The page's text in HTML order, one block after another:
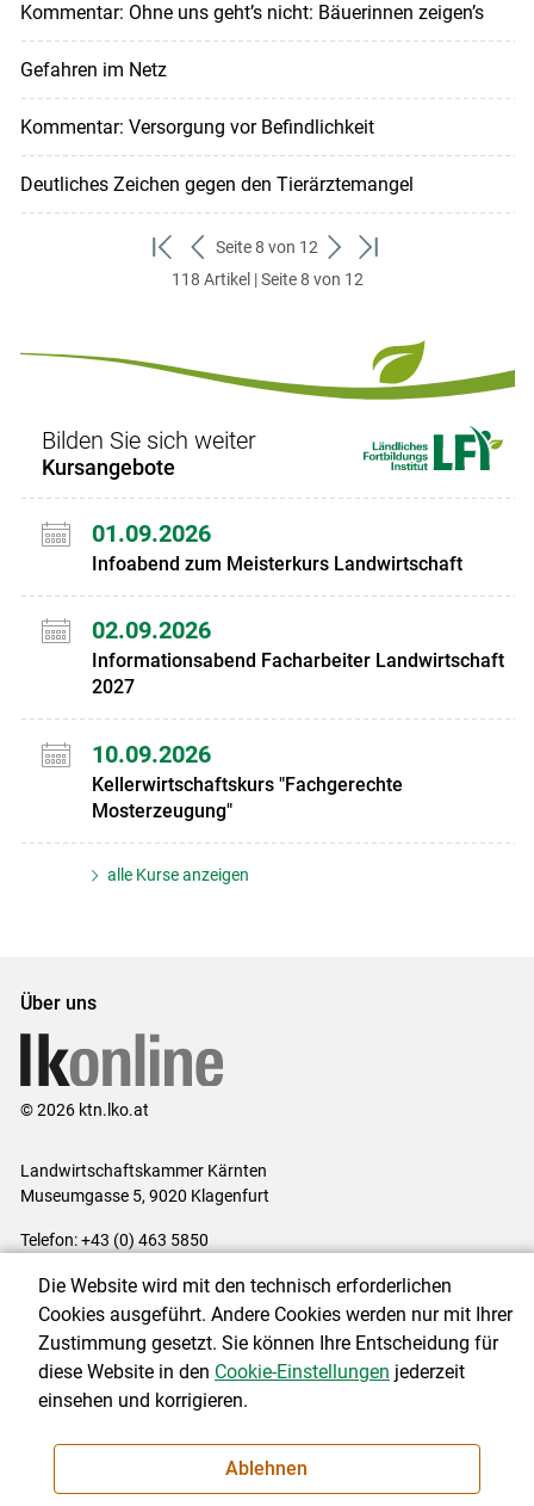
Kommentar: Ohne uns geht’s nicht: Bäuerinnen zeigen’s
Gefahren im Netz
Kommentar: Versorgung vor Befindlichkeit
Deutliches Zeichen gegen den Tierärztemangel
zum
ersten
zurück
zum
Seite 8 von 12
weiter
zum
zum
118 Artikel | Seite 8 von 12
Bilden Sie sich weiter
Kursangebote
01.09.2026
Infoabend zum Meisterkurs Landwirtschaft
02.09.2026
Informationsabend Facharbeiter Landwirtschaft
2027
10.09.2026
Kellerwirtschaftskurs "Fachgerechte
Mosterzeugung"
alle Kurse anzeigen
Über uns
© 2026 ktn.lko.at
Landwirtschaftskammer Kärnten
Museumgasse 5, 9020 Klagenfurt
Telefon: +43 (0) 463 5850
Impressum|Kontakt|Datenschutzerklärung|Barrierefreiheit|
Cookie-Einstellungen
NEWSLETTER
Die Website wird mit den technisch erforderlichen
Cookies ausgeführt. Andere Cookies werden nur mit Ihrer
Zustimmung gesetzt. Sie können Ihre Entscheidung für
diese Website in den Cookie-Einstellungen jederzeit
einsehen und korrigieren.
Ablehnen